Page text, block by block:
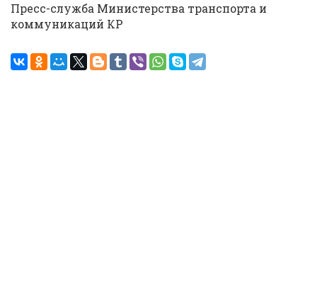
Пресс-служба Министерства транспорта и
коммуникаций КР